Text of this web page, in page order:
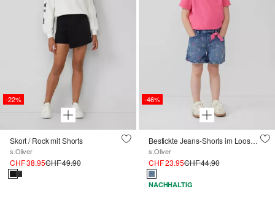
-22%
Skort / Rock mit Shorts
s.Oliver
CHF 38.95CHF 49.90
-46%
Bestickte Jeans-Shorts im Loose Fit mit Schleifendetail
s.Oliver
CHF 23.95CHF 44.90
NACHHALTIG